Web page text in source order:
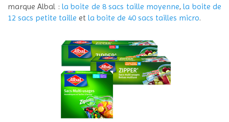
marque Albal : la boite de 8 sacs taille moyenne,la boite de
12 sacs petite taille et la boite de 40 sacs tailles micro.